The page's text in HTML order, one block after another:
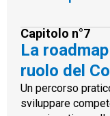
Capitolo n°7
La
ruolo del
Un percorso
sviluppare